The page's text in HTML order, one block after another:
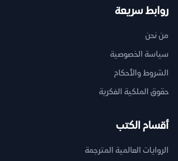
روابط سريعة
من نحن
سياسة الخصوصية
الشروط والأحكام
حقوق الملكية الفكرية
أقسام الكتب
الروايات العالمية المترجمة